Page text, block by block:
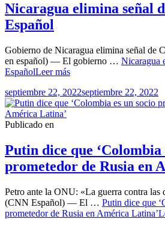
Nicaragua elimina señal
Español
Gobierno de Nicaragua elimina señal de
en español) — El gobierno … Nicaragua
EspañolLeer más
septiembre 22, 2022septiembre 22, 2022
Publicado en
Putin dice que ‘Colombia
prometedor de Rusia en
Petro ante la ONU: «La guerra contra las
(CNN Español) — El … Putin dice que
prometedor de Rusia en América Latina’